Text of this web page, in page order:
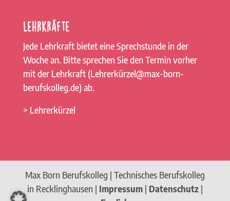
Lehrkräfte
Jede Lehrkraft bietet eine Sprechstunde in der
Woche an. Bitte sprechen Sie den Termin vorher
mit der Lehrkraft (Lehrerkürzel@max-born-
berufskolleg.de) ab.
> Lehrerkürzel
Max Born Berufskolleg | Technisches Berufskolleg
in Recklinghausen | Impressum| Datenschutz|